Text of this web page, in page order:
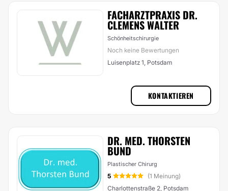
FACHARZTPRAXIS DR.
CLEMENS WALTER
Schönheitschirurgie
Noch keine Bewertungen
Luisenplatz 1, Potsdam
KONTAKTIEREN
DR. MED. THORSTEN
BUND
Plastischer Chirurg
5
(1 Meinung)
Charlottenstraße 2, Potsdam